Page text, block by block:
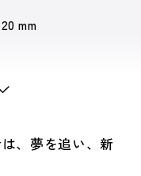
mm
、夢を追い、新